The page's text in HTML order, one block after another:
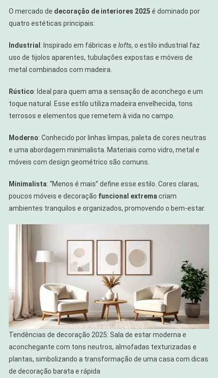
O mercado de decoração de interiores 2025 é dominado por
quatro estéticas principais:
Industrial : Inspirado em fábricas e lofts, o estilo industrial faz
uso de tijolos aparentes, tubulações expostas e móveis de
metal combinados com madeira.
Rústico: Ideal para quem ama a sensação de aconchego e um
toque natural. Esse estilo utiliza madeira envelhecida, tons
terrosos e elementos que remetem à vida no campo.
Moderno: Conhecido por linhas limpas, paleta de cores neutras
e uma abordagem minimalista. Materiais como vidro, metal e
móveis com design geométrico são comuns.
Minimalista: “Menos é mais” define esse estilo. Cores claras,
poucos móveis e decoração funcional extrema criam
ambientes tranquilos e organizados, promovendo o bem-estar.
Tendências de decoração 2025: Sala de estar moderna e
aconchegante com tons neutros, almofadas texturizadas e
plantas, simbolizando a transformação de uma casa com dicas
de decoração barata e rápida